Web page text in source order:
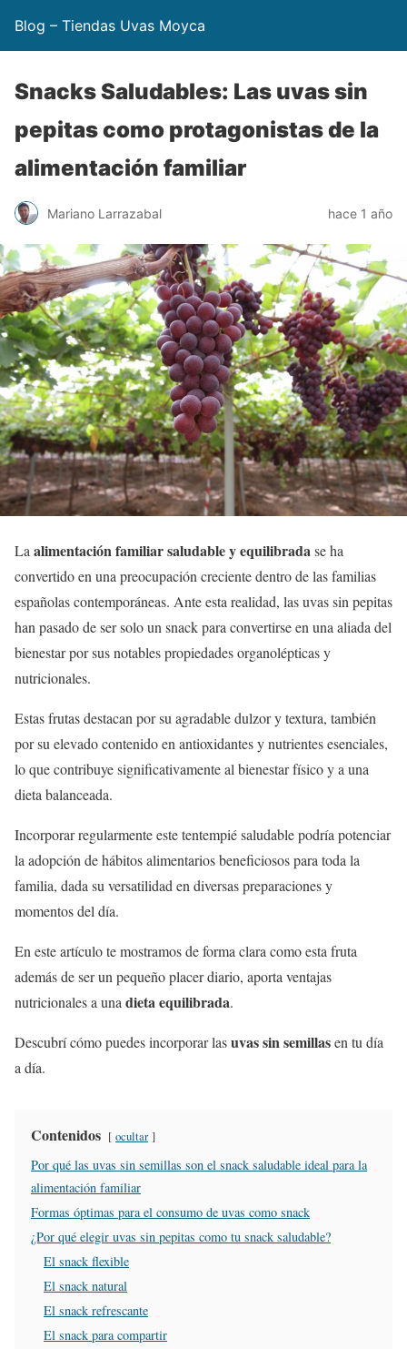
Blog – Tiendas Uvas Moyca
Snacks Saludables: Las uvas sin
pepitas como protagonistas de la
alimentación familiar
Mariano Larrazabal hace 1 año
La alimentación familiar saludable y equilibradase ha
convertido en una preocupación creciente dentro de las familias
españolas contemporáneas. Ante esta realidad, las uvas sin pepitas
han pasado de ser solo un snack para convertirse en una aliada del
bienestar por sus notables propiedades organolépticas y
nutricionales.
Estas frutas destacan por su agradable dulzor y textura, también
por su elevado contenido en antioxidantes y nutrientes esenciales,
lo que contribuye significativamente al bienestar físico y a una
dieta balanceada.
Incorporar regularmente este tentempié saludable podría potenciar
la adopción de hábitos alimentarios beneficiosos para toda la
familia, dada su versatilidad en diversas preparaciones y
momentos del día.
En este artículo te mostramos de forma clara como esta fruta
además de ser un pequeño placer diario, aporta ventajas
nutricionales a una dieta equilibrada.
Descubrí cómo puedes incorporar lasuvas sin semillasen tu día
a día.
Contenidos ocultar
Por qué las uvas sin semillas son el snack saludable ideal para la
alimentación familiar
Formas óptimas para el consumo de uvas como snack
¿Por qué elegir uvas sin pepitas como tu snack saludable?
El snack flexible
El snack natural
El snack refrescante
El snack para compartir